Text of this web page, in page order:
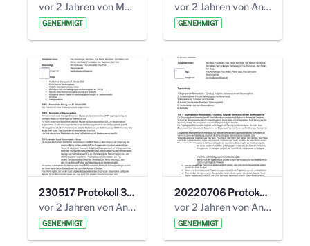
vor 2 Jahren von Marcel Eckert
GENEHMIGT
vor 2 Jahren von Anni Schlumberger
GENEHMIGT
230517 Protokoll 35. Steuerungskreis.pdf
vor 2 Jahren von Anni Schlumberger
GENEHMIGT
20220706 Protokoll 33. Steuerungskreis.pdf
vor 2 Jahren von Anni Schlumberger
GENEHMIGT